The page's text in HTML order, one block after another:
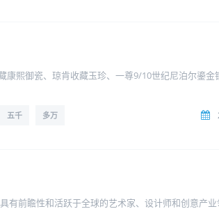
熙御瓷、琼肯收藏玉珍、一尊9/10世纪尼泊尔鎏
五千 多万
前瞻性和活跃于全球的艺术家、设计师和创意产业